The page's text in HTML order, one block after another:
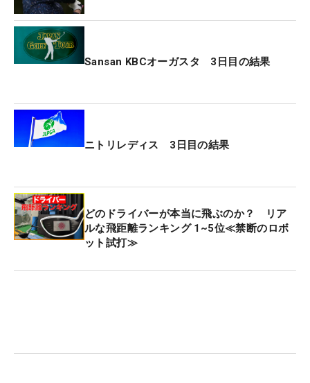
Sansan KBCオーガスタ 3日目の結果
ニトリレディス 3日目の結果
どのドライバーが本当に飛ぶのか？ リア
ルな飛距離ランキング 1~5位≪禁断のロボ
ット試打≫